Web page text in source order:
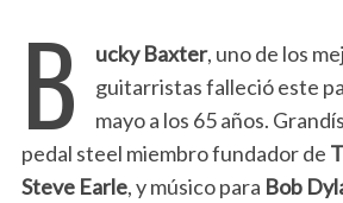
B ucky Baxter, uno de los
guitarristas falleció este
mayo a los 65 años.
pedal steel miembro fundador de
Steve Earle, y músico para Bob